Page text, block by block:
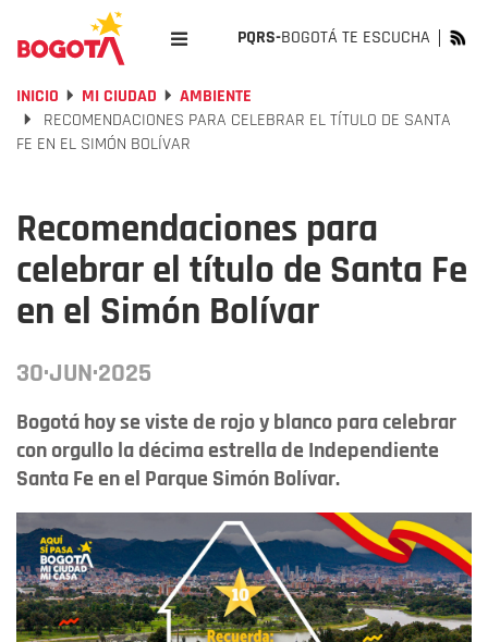
PQRS-BOGOTÁ TE ESCUCHA
INICIO MI CIUDAD
AMBIENTE
RECOMENDACIONES PARA CELEBRAR EL TÍTULO DE SANTA
FE EN EL SIMÓN BOLÍVAR
Recomendaciones para
celebrar el título de Santa Fe
en el Simón Bolívar
30·JUN·2025
Bogotá hoy se viste de rojo y blanco para celebrar
con orgullo la décima estrella de Independiente
Santa Fe en el Parque Simón Bolívar.